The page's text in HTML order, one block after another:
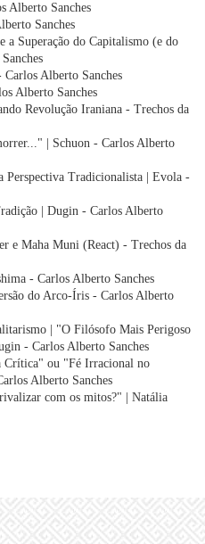
Alberto Sanches
Sanches
a Superação do Capitalismo (e do
Alberto Sanches
Alberto Sanches
Revolução Iraniana - Trechos da
| Schuon - Carlos Alberto
Perspectiva Tradicionalista | Evola -
| Dugin - Carlos Alberto
e Maha Muni (React) - Trechos da
- Carlos Alberto Sanches
do Arco-Íris - Carlos Alberto
| "O Filósofo Mais Perigoso
- Carlos Alberto Sanches
ou "Fé Irracional no
Alberto Sanches
com os mitos?" | Natália